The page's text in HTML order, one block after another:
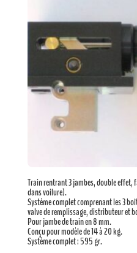
Train rentrant 3 jambes, double
dans voilure).
Système complet comprenant les 3
valve de remplissage, distributeur et
Pour jambe de train en 8 mm.
Conçu pour modèle de 14 à 20 kg.
Système complet : 595 gr.